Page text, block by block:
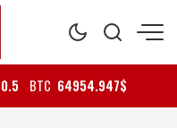
BTC 64954.947$